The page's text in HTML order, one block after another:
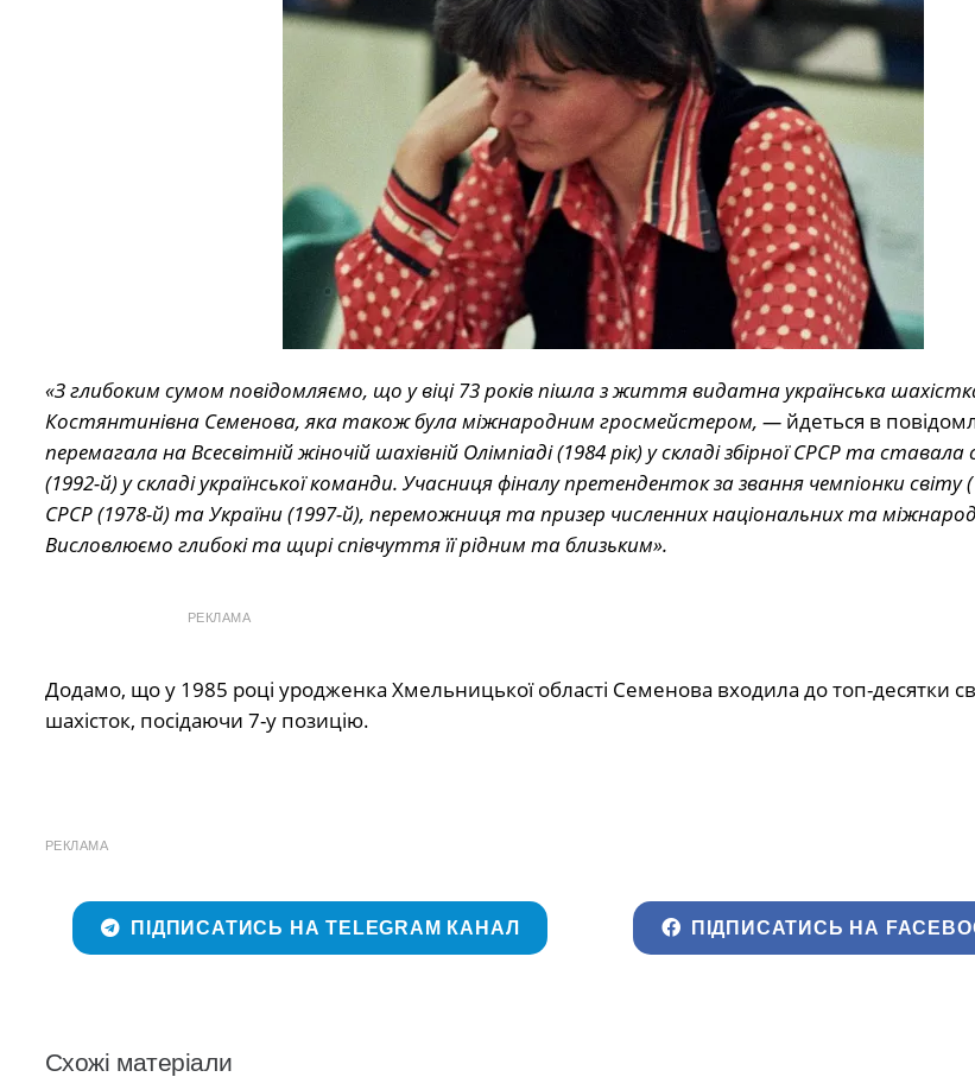
«З глибоким сумом повідомляємо, що у віці 73 років пішла з життя видатна українська
Костянтинівна Семенова, яка також була міжнародним гросмейстером, — йдеться в
перемагала на Всесвітній жіночій шахівній Олімпіаді (1984 рік) у складі збірної СРСР та
(1992-й) у складі української команди. Учасниця фіналу претенденток за звання чемпіонки світу
СРСР (1978-й) та України (1997-й), переможниця та призер численних національних та
Висловлюємо глибокі та щирі співчуття її рідним та близьким».
РЕКЛАМА
Додамо, що у 1985 році уродженка Хмельницької області Семенова входила до топ-десятки
шахісток, посідаючи 7-у позицію.
РЕКЛАМА
ПІДПИСАТИСЬ НА TELEGRAM КАНАЛ ПІДПИСАТИСЬ НА
Схожі матеріали